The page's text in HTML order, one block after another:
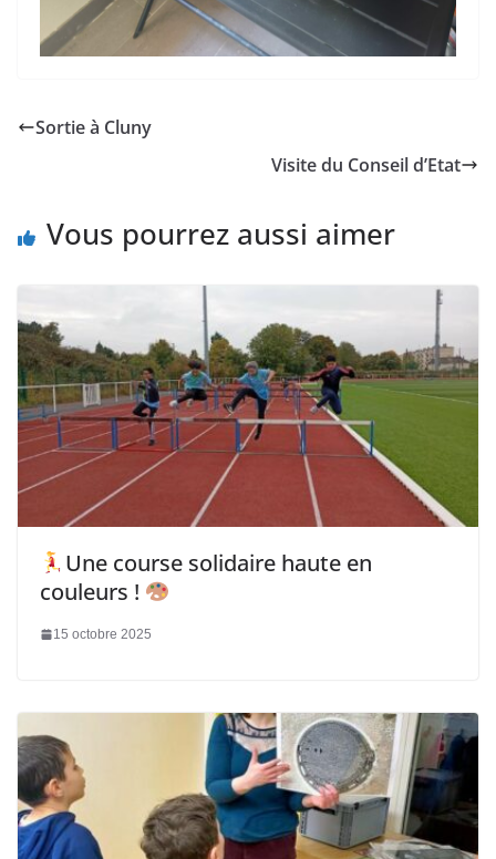
Sortie à Cluny
Visite du Conseil d’Etat
Vous pourrez aussi aimer
Une course solidaire haute en
couleurs !
15 octobre 2025